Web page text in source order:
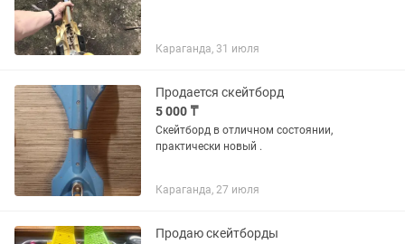
Караганда, 31 июля
Продается скейтборд
5 000 ₸
Скейтборд в отличном состоянии,
практически новый .
Караганда, 27 июля
Продаю скейтборды